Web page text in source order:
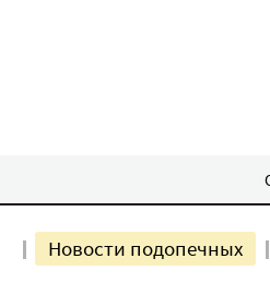
Новости подопечных